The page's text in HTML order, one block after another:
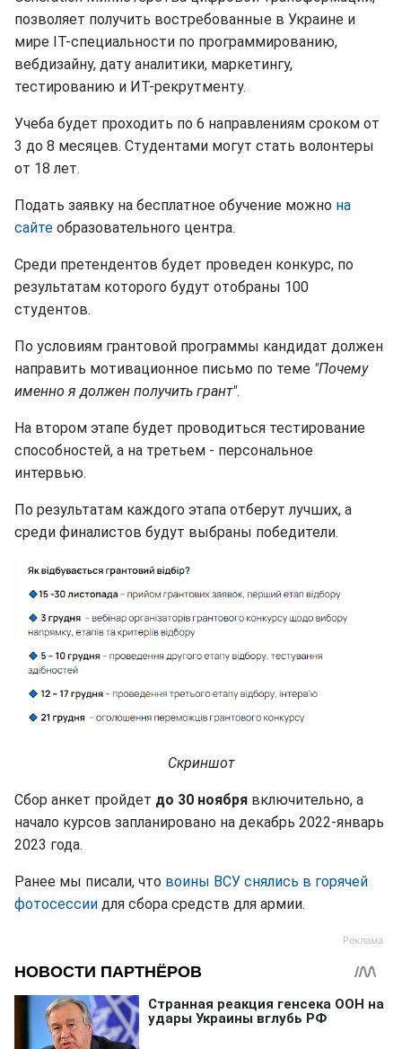
позволяет получить востребованные в Украине и
мире IT-специальности по программированию,
вебдизайну, дату аналитики, маркетингу,
тестированию и ИТ-рекрутменту.
Учеба будет проходить по 6 направлениям сроком от
3 до 8 месяцев. Студентами могут стать волонтеры
от 18 лет.
Подать заявку на бесплатное обучение можно на
сайте образовательного центра.
Среди претендентов будет проведен конкурс, по
результатам которого будут отобраны 100
студентов.
По условиям грантовой программы кандидат должен
направить мотивационное письмо по теме "Почему
именно я должен получить грант".
На втором этапе будет проводиться тестирование
способностей, а на третьем - персональное
интервью.
По результатам каждого этапа отберут лучших, а
среди финалистов будут выбраны победители.
Скриншот
Сбор анкет пройдет до 30 ноября включительно, а
начало курсов запланировано на декабрь 2022-январь
2023 года.
Ранее мы писали, что воины ВСУ снялись в горячей
фотосессии для сбора средств для армии.